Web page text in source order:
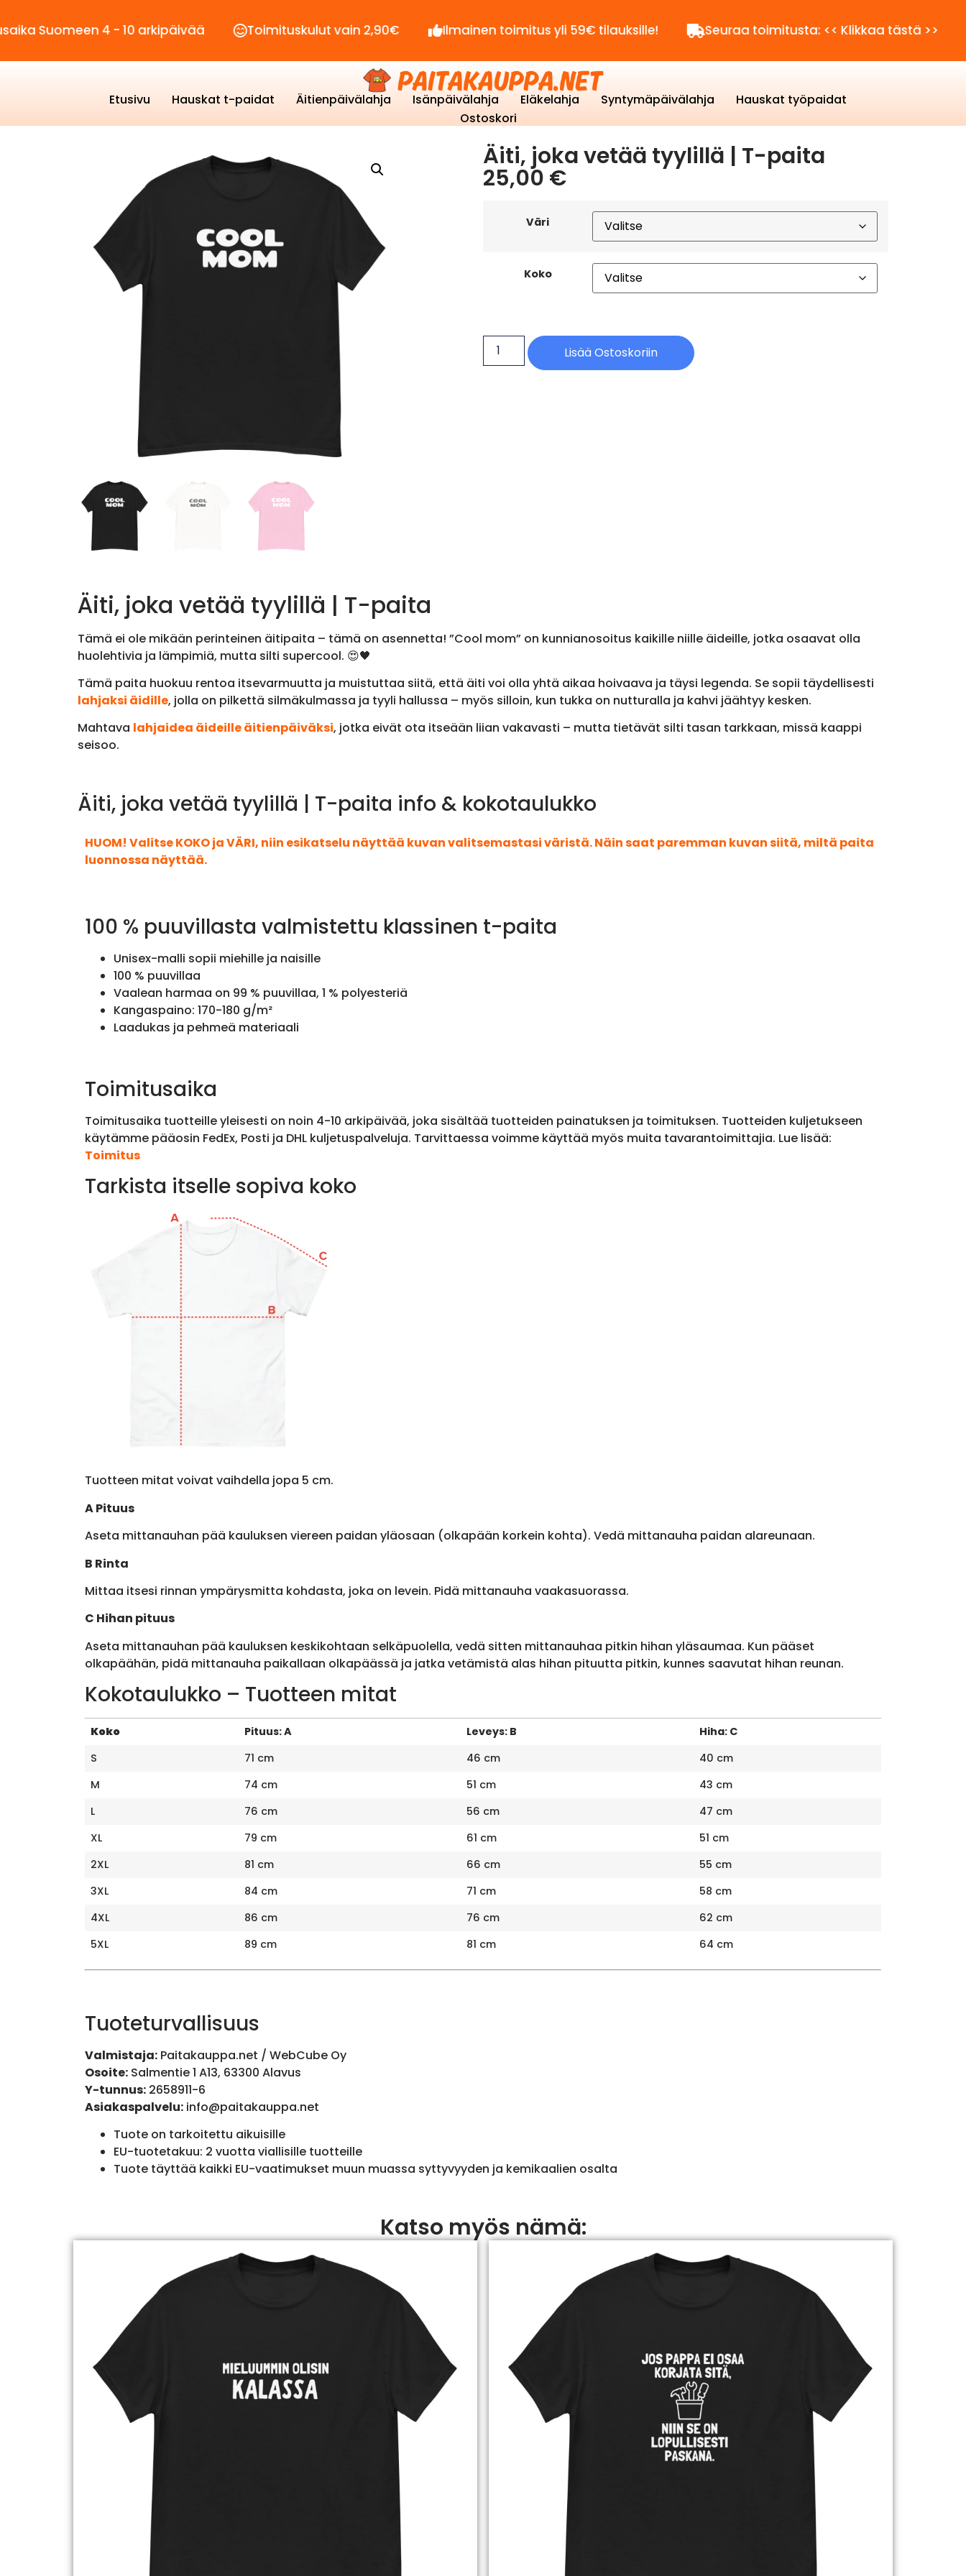
4 - 10 arkipäivää Toimituskulut vain 2,90€ Ilmainen toimitus yli 59€ tilauksille! Seuraa toimitusta: << Klikkaa tästä >>
Etusivu Hauskat t-paidat Äitienpäivälahja Isänpäivälahja Eläkelahja Syntymäpäivälahja
Hauskat työpaidat
Ostoskori
Äiti, joka vetää tyylillä | T-paita
25,00 €
Väri
Koko
Lisää Ostoskoriin
Äiti, joka vetää tyylillä | T-paita
Tämä ei ole mikään perinteinen äitipaita – tämä on asennetta! ”Cool mom” on kunnianosoitus kaikille niille äideille, jotka osaavat olla
huolehtivia ja lämpimiä, mutta silti supercool. 😍🖤
Tämä paita huokuu rentoa itsevarmuutta ja muistuttaa siitä, että äiti voi olla yhtä aikaa hoivaava ja täysi legenda. Se sopii täydellisesti
lahjaksi äidille, jolla on pilkettä silmäkulmassa ja tyyli hallussa – myös silloin, kun tukka on nutturalla ja kahvi jäähtyy kesken.
Mahtava lahjaidea äideille äitienpäiväksi, jotka eivät ota itseään liian vakavasti – mutta tietävät silti tasan tarkkaan, missä kaappi
seisoo.
Äiti, joka vetää tyylillä | T-paita info & kokotaulukko
HUOM! Valitse KOKO ja VÄRI, niin esikatselu näyttää kuvan valitsemastasi väristä. Näin saat paremman kuvan siitä, miltä paita
luonnossa näyttää.
100 % puuvillasta valmistettu klassinen t-paita
Unisex-malli sopii miehille ja naisille
100 % puuvillaa
Vaalean harmaa on 99 % puuvillaa, 1 % polyesteriä
Kangaspaino: 170-180 g/m²
Laadukas ja pehmeä materiaali
Toimitusaika
Toimitusaika tuotteille yleisesti on noin 4-10 arkipäivää, joka sisältää tuotteiden painatuksen ja toimituksen. Tuotteiden kuljetukseen
käytämme pääosin FedEx, Posti ja DHL kuljetuspalveluja. Tarvittaessa voimme käyttää myös muita tavarantoimittajia. Lue lisää:
Toimitus
Tarkista itselle sopiva koko
Tuotteen mitat voivat vaihdella jopa 5 cm.
A Pituus
Aseta mittanauhan pää kauluksen viereen paidan yläosaan (olkapään korkein kohta). Vedä mittanauha paidan alareunaan.
B Rinta
Mittaa itsesi rinnan ympärysmitta kohdasta, joka on levein. Pidä mittanauha vaakasuorassa.
C Hihan pituus
Aseta mittanauhan pää kauluksen keskikohtaan selkäpuolella, vedä sitten mittanauhaa pitkin hihan yläsaumaa. Kun pääset
olkapäähän, pidä mittanauha paikallaan olkapäässä ja jatka vetämistä alas hihan pituutta pitkin, kunnes saavutat hihan reunan.
Kokotaulukko – Tuotteen mitat
Koko Pituus: A Leveys: B
Hiha: C
S
71 cm 46 cm
40 cm
M
74 cm 51 cm
43 cm
L
76 cm 56 cm
47 cm
XL
79 cm 61 cm
51 cm
2XL
81 cm 66 cm
55 cm
3XL
84 cm 71 cm
58 cm
4XL
86 cm 76 cm
62 cm
5XL
89 cm 81 cm 64 cm
Tuoteturvallisuus
Valmistaja:Paitakauppa.net / WebCube Oy
Osoite:Salmentie 1 A13, 63300 Alavus
Y-tunnus:2658911-6
Asiakaspalvelu: info@paitakauppa.net
Tuote on tarkoitettu aikuisille
EU-tuotetakuu: 2 vuotta viallisille tuotteille
Tuote täyttää kaikki EU-vaatimukset muun muassa syttyvyyden ja kemikaalien osalta
Katso myös nämä: